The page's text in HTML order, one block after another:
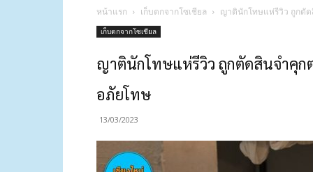
หน้าแรก เก็บตกจากโซเชียล ญาตินักโทษแห่รีวิว ถูกตั
เก็บตกจากโซเชียล
ญาตินักโทษแห่รีวิว ถูกตัดสินจำคุก
อภัยโทษ
13/03/2023